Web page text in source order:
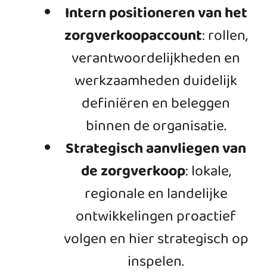
Intern positioneren van het
zorgverkoopaccount:rollen,
verantwoordelijkheden en
werkzaamheden duidelijk
definiëren en beleggen
binnen de organisatie.
Strategisch aanvliegen van
de zorgverkoop: lokale,
regionale en landelijke
ontwikkelingen proactief
volgen en hier strategisch op
inspelen.